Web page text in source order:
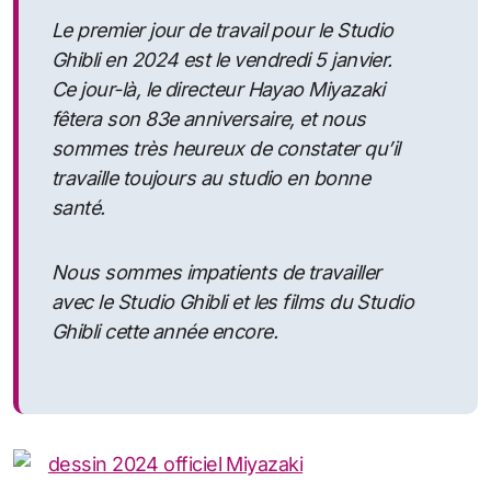
Le premier jour de travail pour le Studio
Ghibli en 2024 est le vendredi 5 janvier.
Ce jour-là, le directeur Hayao Miyazaki
fêtera son 83e anniversaire, et nous
sommes très heureux de constater qu’il
travaille toujours au studio en bonne
santé.
Nous sommes impatients de travailler
avec le Studio Ghibli et les films du Studio
Ghibli cette année encore.